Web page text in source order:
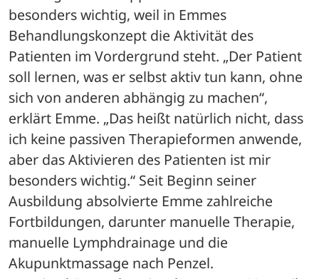
besonders wichtig, weil in Emmes
Behandlungskonzept die Aktivität des
Patienten im Vordergrund steht. „Der Patient
soll lernen, was er selbst aktiv tun kann, ohne
sich von anderen abhängig zu machen“,
erklärt Emme. „Das heißt natürlich nicht, dass
ich keine passiven Therapieformen anwende,
aber das Aktivieren des Patienten ist mir
besonders wichtig.“ Seit Beginn seiner
Ausbildung absolvierte Emme zahlreiche
Fortbildungen, darunter manuelle Therapie,
manuelle Lymphdrainage und die
Akupunktmassage nach Penzel.